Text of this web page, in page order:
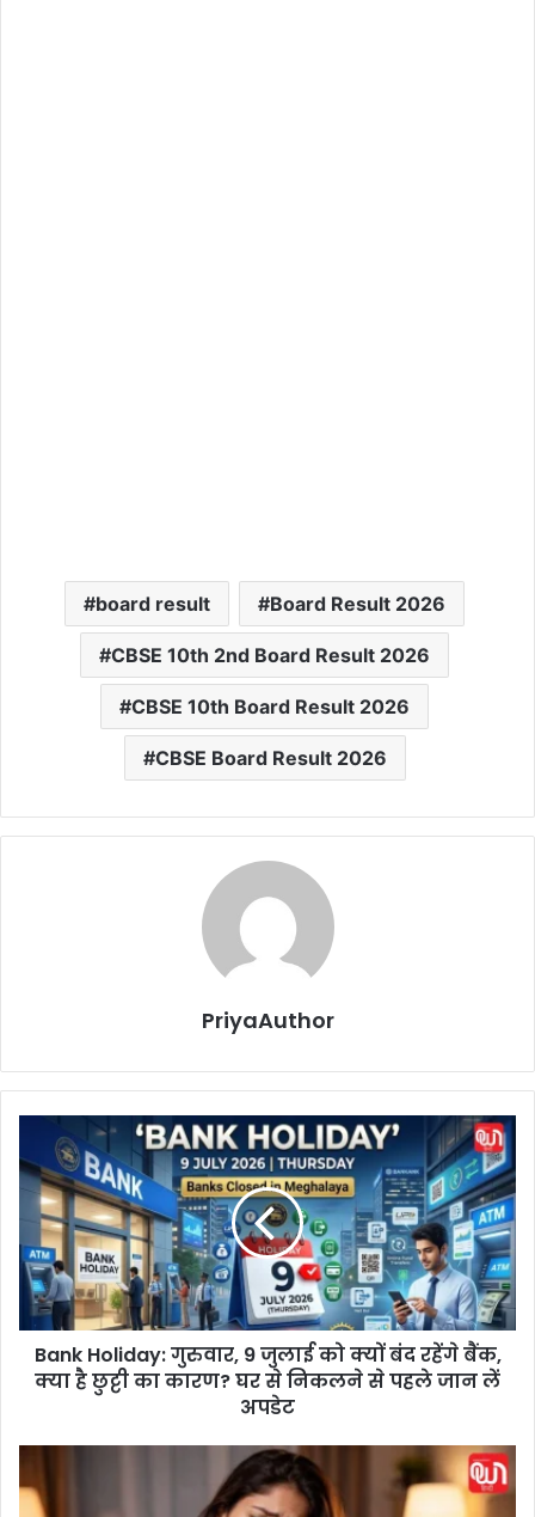
board result Board Result 2026
CBSE 10th 2nd Board Result 2026
CBSE 10th Board Result 2026
CBSE Board Result 2026
PriyaAuthor
n
o
d
Bank Holiday: गुरुवार, 9 जुलाई को क्यों बंद रहेंगे बैंक,
क्या है छुट्टी का कारण? घर से निकलने से पहले जान लें
अपडेट
k